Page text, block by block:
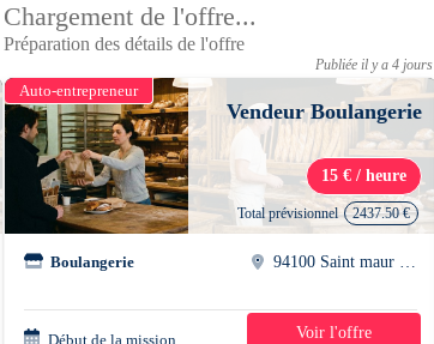
Chargement de l'offre...
Préparation des détails de l'offre
Publiée il y a 4 jours
Auto-entrepreneur
Vendeur Boulangerie
15 € / heure
Total prévisionnel 2437.50 €
Boulangerie
Début de la mission
1 mois
Voir l'offre